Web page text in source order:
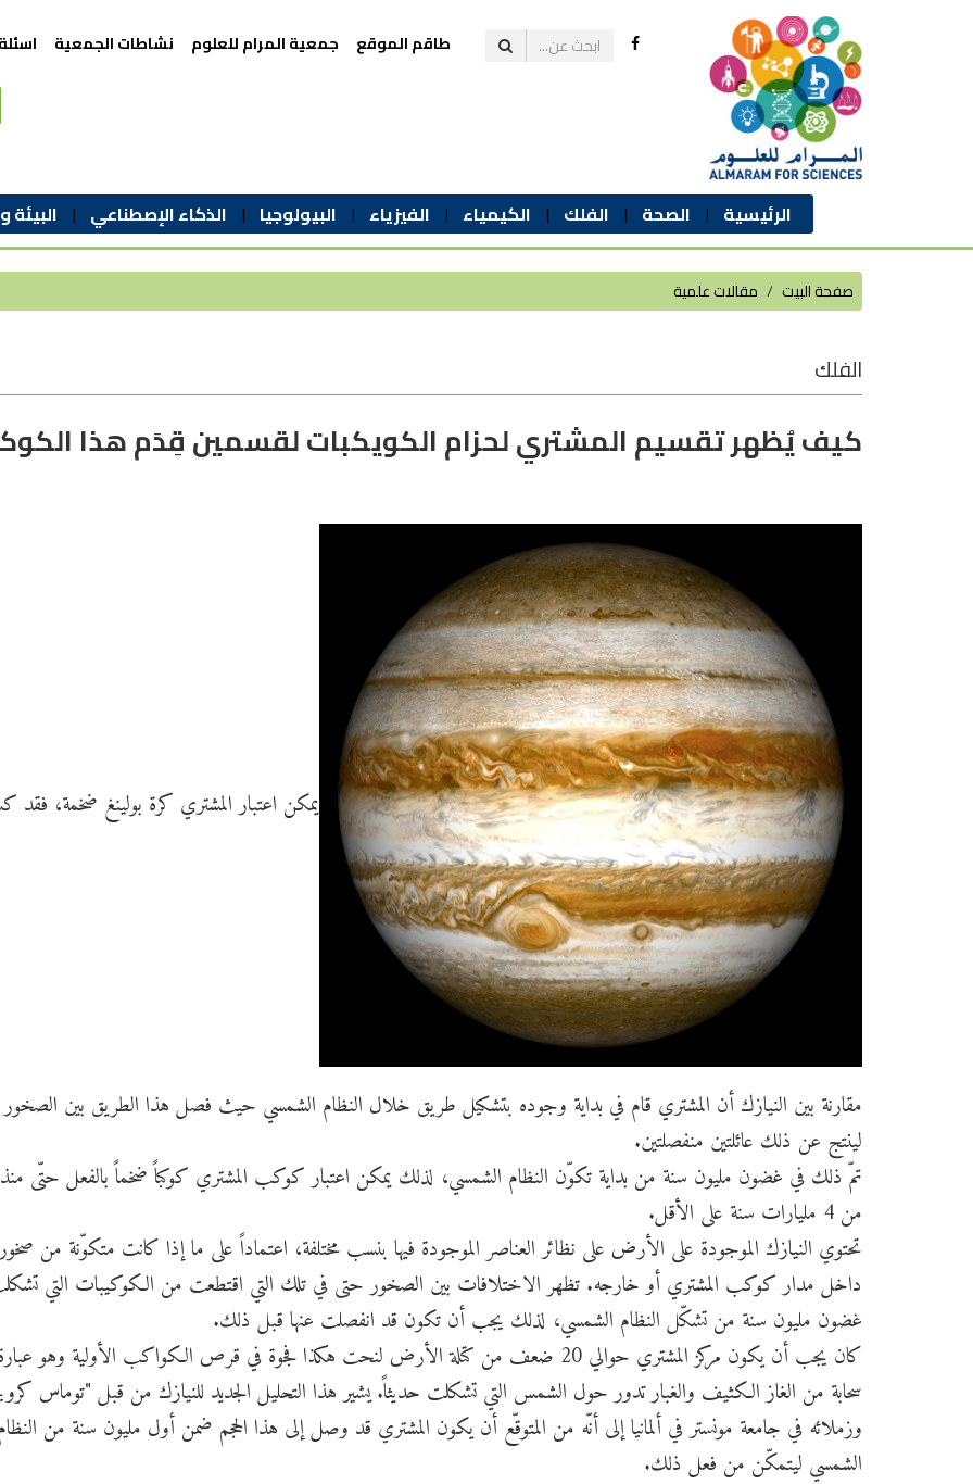
الرئيسية الصحة الفلك الكيمياء الفيزياء البيولوجيا الذكاء الإصطناعي البيئة
طاقم الموقع جمعية المرام للعلوم نشاطات الجمعية
صفحة البيت مقالات علمية
الفلك
كيف يُظهر تقسيم المشتري لحزام الكويكبات لقسمين قِدَم هذا
يمكن اعتبار المشتري كرة بولينغ ضخمة،
مقارنة بين النيازك أن المشتري قام في بداية وجوده بتشكيل طريق خلال النظام الشمسي حيث فصل هذا الطريق بين الصخور
لينتج عن ذلك عائلتين منفصلتين.
تمّ ذلك في غضون مليون سنة من بداية تكوّن النظام الشمسي، لذلك يمكن اعتبار كوكب المشتري كوكباً ضخماً بالفعل حتّى
من 4 مليارات سنة على الأقل.
تحتوي النيازك الموجودة على الأرض على نظائر العناصر الموجودة فيها بنسب مختلفة، اعتماداً على ما إذا كانت متكوّنة من
داخل مدار كوكب المشتري أو خارجه. تظهر الاختلافات بين الصخور حتى في تلك التي اقتطعت من الكوكيبات التي
غضون مليون سنة من تشكّل النظام الشمسي، لذلك يجب أن تكون قد انفصلت عنها قبل ذلك.
كان يجب أن يكون مركز المشتري حوالي 20 ضعف من كتلة الأرض لنحت هكذا فجوة في قرص الكواكب الأولية وهو
سحابة من الغاز الكثيف والغبار تدور حول الشمس التي تشكلت حديثاً. يشير هذا التحليل الجديد للنيازك من قبل "توماس
وزملائه في جامعة مونستر في ألمانيا إلى أنّه من المتوقّع أن يكون المشتري قد وصل إلى هذا الحجم ضمن أول مليون سنة من
الشمسي ليتمكّن من فعل ذلك.